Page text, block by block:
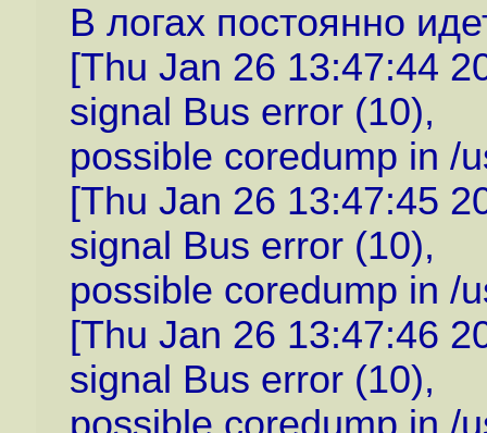
В логах постоянно
[Thu Jan 26 13:47:44
signal Bus error (10),
possible coredump in /
[Thu Jan 26 13:47:45
signal Bus error (10),
possible coredump in /
[Thu Jan 26 13:47:46
signal Bus error (10),